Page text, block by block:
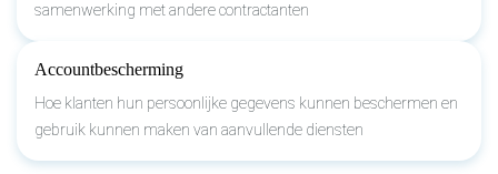
samenwerking met andere contractanten
Accountbescherming
Hoe klanten hun persoonlijke gegevens kunnen beschermen en
gebruik kunnen maken van aanvullende diensten